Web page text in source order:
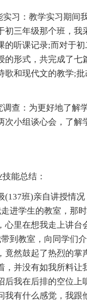
习：教学实习期间
初三年级那个班，我
的听课记录;而对于
的形式，共完成了七
歌和现代文的教学;
查：为更好地了解
次小组谈心会，了解
能总结：
班)亲自讲授情况
进学生的教室，那
心里在想我走上讲台
到教室，向同学们
竟然鼓起了热烈的掌
，并没有如我所料让
后我在后排的空位上
我有什么感觉，我跟